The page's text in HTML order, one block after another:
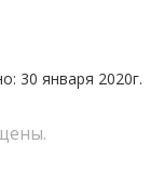
30 января 2020г.